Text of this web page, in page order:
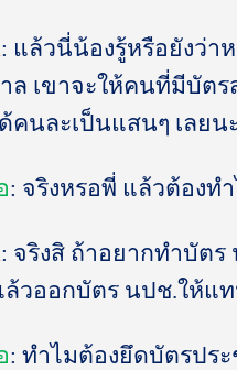
: แล้วนี่น้องรู้หรือยังว่
ล เขาจะให้คนที่มีบัต
คนละเป็นแสนๆ เลย
: จริงหรอพี่ แล้วต้องท
: จริงสิ ถ้าอยากทำบัตร
ล้วออกบัตร นปช.ให้แ
: ทำไมต้องยึดบัตรปร